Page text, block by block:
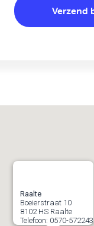
Raalte
Boeierstraat 10
8102 HS Raalte
Telefoon: 0570-572243